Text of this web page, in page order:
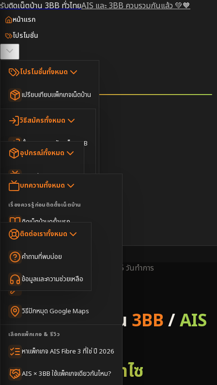
รับติดเน็ตบ้าน 3BB ทั่วไทยAIS และ 3BB ควบรวมกันแล้ว 💚🧡
หน้าแรก
โปรโมชั่น
โปรโมชั่นทั้งหมด
เปรียบเทียบแพ็กเกจเน็ตบ้าน
เน็ตบ้าน Super Fast
เน็ตบ้าน 2Gbps
เน็ตบ้านพร้อมกล่องทีวี
เน็ตบ้าน + Netflix
เน็ตบ้าน + บริการเสริม
เน็ตบ้านแรงทุกชั้น
ตรวจสอบพื้นที่
วิธีสมัครทั้งหมด
ขั้นตอนการสมัครเน็ต 3BB
อุปกรณ์
อุปกรณ์ทั้งหมด
AIS Play Box
Dongle เน็ตสำรอง
บทความ
บทความทั้งหมด
เรื่องควรรู้ก่อนติดตั้งเน็ตบ้าน
ติดเน็ตบ้านครั้งแรก
เทคนิคขอคิวช่างได้ไว
วิธีปักหมุด Google Maps
เลือกแพ็กเกจ & รีวิว
หาแพ็กเกจ AIS Fibre 3 ที่ใช่ ปี 2026
AIS × 3BB ใช้แพ็คเกจเดียวกันไหม?
ข่าวสาร
ติดต่อเราทั้งหมด
คำถามที่พบบ่อย
ข้อมูลและความช่วยเหลือ
🇹🇭🇬🇧
3-5 วันทำการ
3BB & AIS Fibre
รับติดตั้งเน็ตบ้าน 3BB/AIS
Fibre
อำเภอหนองหญ้าไซ